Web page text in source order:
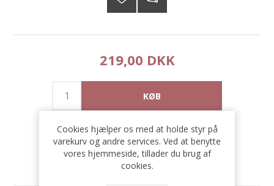
219,00 DKK
Cookies hjælper os med at holde styr på
varekurv og andre services. Ved at benytte
vores hjemmeside, tillader du brug af
cookies.